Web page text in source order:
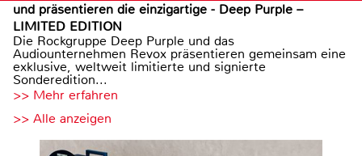
und präsentieren die einzigartige - Deep Purple –
LIMITED EDITION
Die Rockgruppe Deep Purple und das
Audiounternehmen Revox präsentieren gemeinsam eine
exklusive, weltweit limitierte und signierte
Sonderedition...
>> Mehr erfahren
>> Alle anzeigen